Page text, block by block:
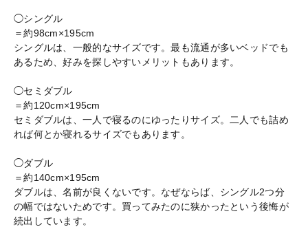
◯シングル
＝約98cm×195cm
シングルは、一般的なサイズです。最も流通が多いベッドでも
あるため、好みを探しやすいメリットもあります。
◯セミダブル
＝約120cm×195cm
セミダブルは、一人で寝るのにゆったりサイズ。二人でも詰め
れば何とか寝れるサイズでもあります。
◯ダブル
＝約140cm×195cm
ダブルは、名前が良くないです。なぜならば、シングル2つ分
の幅ではないためです。買ってみたのに狭かったという後悔が
続出しています。